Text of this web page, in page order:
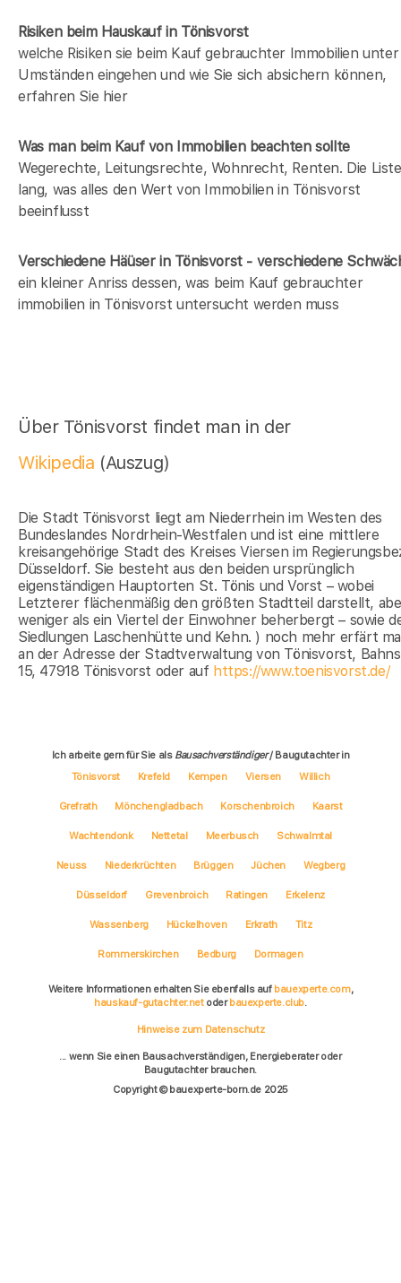
Risiken beim Hauskaufin Tönisvorst
welche Risiken sie beim Kauf gebrauchter Immobilien unter
Umständen eingehen und wie Sie sich absichern können,
erfahren Sie hier
Was man beim Kauf von Immobilien beachten sollte
Wegerechte, Leitungsrechte, Wohnrecht, Renten. Die
lang, was alles den Wert von Immobilien in Tönisvorst
beeinflusst
Verschiedene Häüser in Tönisvorst - verschiedene
ein kleiner Anriss dessen, was beim Kauf gebrauchter
immobilien in Tönisvorst untersucht werden muss
Über Tönisvorst findet man in der
Wikipedia (Auszug)
Die Stadt Tönisvorst liegt am Niederrhein im Westen des
Bundeslandes Nordrhein-Westfalen und ist eine mittlere
kreisangehörige Stadt des Kreises Viersen im
Düsseldorf. Sie besteht aus den beiden ursprünglich
eigenständigen Hauptorten St. Tönis und Vorst – wobei
Letzterer flächenmäßig den größten Stadtteil darstellt,
weniger als ein Viertel der Einwohner beherbergt – sowie
Siedlungen Laschenhütte und Kehn. ) noch mehr erfärt
an der Adresse der Stadtverwaltung von Tönisvorst,
15, 47918 Tönisvorst oder auf https://www.toenisvorst.de/
Ich arbeite gern für Sie als Bausachverständiger/ Baugutachter in
Tönisvorst
Krefeld Kempen Viersen Willich
Grefrath Mönchengladbach Korschenbroich Kaarst
Wachtendonk Nettetal Meerbusch Schwalmtal
Neuss Niederkrüchten Brüggen Jüchen Wegberg
Düsseldorf Grevenbroich Ratingen Erkelenz
Wassenberg Hückelhoven Erkrath Titz
Rommerskirchen Bedburg Dormagen
Weitere Informationen erhalten Sie ebenfalls auf bauexperte.com,
hauskauf-gutachter.netoderbauexperte.club.
Hinweise zum Datenschutz
... wenn Sie einen Bausachverständigen, Energieberater oder
Baugutachter brauchen.
Copyright © bauexperte-born.de 2025